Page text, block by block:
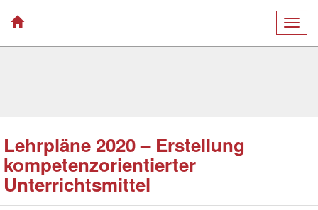
Lehrpläne 2020 – Erstellung
kompetenzorientierter
Unterrichtsmittel